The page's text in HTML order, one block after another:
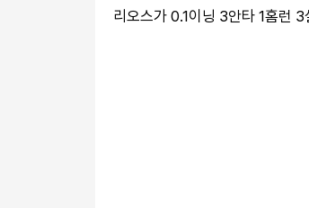
리오스가 0.1이닝 3안타 1홈런